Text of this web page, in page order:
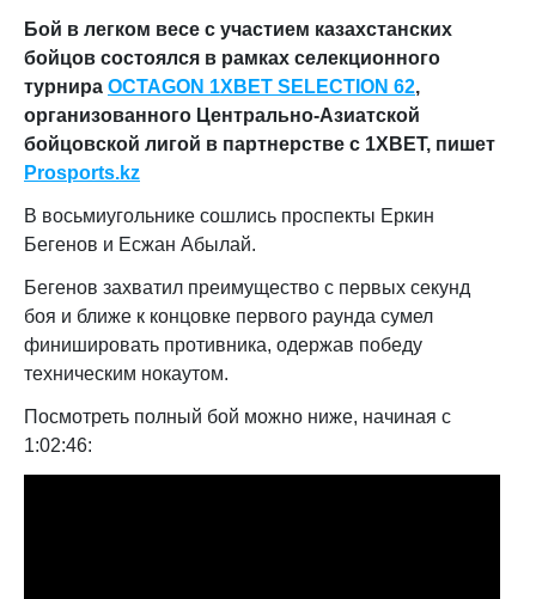
Бой в легком весе с участием казахстанских
бойцов состоялся в рамках селекционного
турнира OCTAGON 1XBET SELECTION 62,
организованного Центрально-Азиатской
бойцовской лигой в партнерстве с 1XBET, пишет
Prosports.kz
В восьмиугольнике сошлись проспекты Еркин
Бегенов и Есжан Абылай.
Бегенов захватил преимущество с первых секунд
боя и ближе к концовке первого раунда сумел
финишировать противника, одержав победу
техническим нокаутом.
Посмотреть полный бой можно ниже, начиная с
1:02:46: